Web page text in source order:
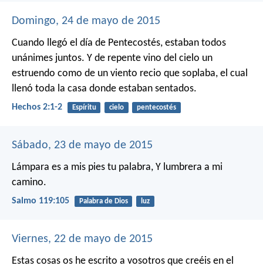
Domingo, 24 de mayo de 2015
Cuando llegó el día de Pentecostés, estaban todos
unánimes juntos. Y de repente vino del cielo un
estruendo como de un viento recio que soplaba, el cual
llenó toda la casa donde estaban sentados.
Hechos 2:1-2 Espíritu cielo pentecostés
Sábado, 23 de mayo de 2015
Lámpara es a mis pies tu palabra, Y lumbrera a mi
camino.
Salmo 119:105 Palabra de Dios luz
Viernes, 22 de mayo de 2015
Estas cosas os he escrito a vosotros que creéis en el